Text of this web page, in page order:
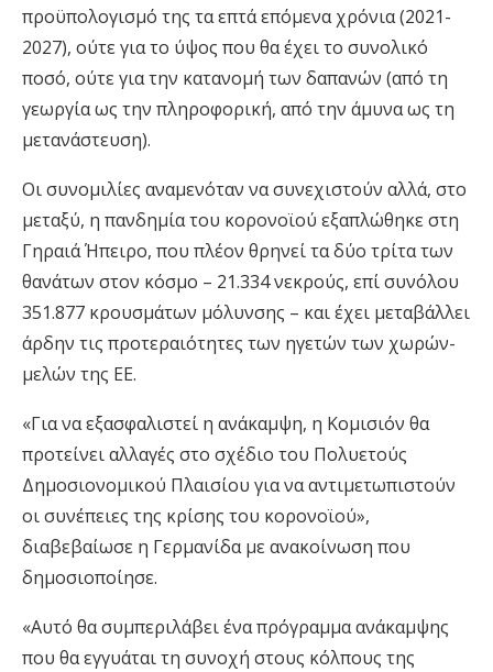
προϋπολογισμό της τα επτά επόμενα χρόνια (2021-
2027), ούτε για το ύψος που θα έχει το συνολικό
ποσό, ούτε για την κατανομή των δαπανών (από τη
γεωργία ως την πληροφορική, από την άμυνα ως τη
μετανάστευση).
Οι συνομιλίες αναμενόταν να συνεχιστούν αλλά, στο
μεταξύ, η πανδημία του κορονοϊού εξαπλώθηκε στη
Γηραιά Ήπειρο, που πλέον θρηνεί τα δύο τρίτα των
θανάτων στον κόσμο – 21.334 νεκρούς, επί συνόλου
351.877 κρουσμάτων μόλυνσης – και έχει μεταβάλλει
άρδην τις προτεραιότητες των ηγετών των χωρών-
μελών της ΕΕ.
«Για να εξασφαλιστεί η ανάκαμψη, η Κομισιόν θα
προτείνει αλλαγές στο σχέδιο του Πολυετούς
Δημοσιονομικού Πλαισίου για να αντιμετωπιστούν
οι συνέπειες της κρίσης του κορονοϊού»,
διαβεβαίωσε η Γερμανίδα με ανακοίνωση που
δημοσιοποίησε.
«Αυτό θα συμπεριλάβει ένα πρόγραμμα ανάκαμψης
που θα εγγυάται τη συνοχή στους κόλπους της